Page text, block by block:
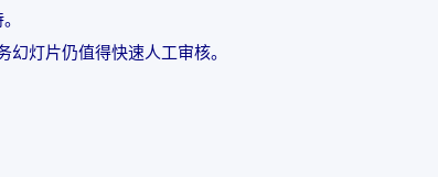
灯片仍值得快速人工审核。